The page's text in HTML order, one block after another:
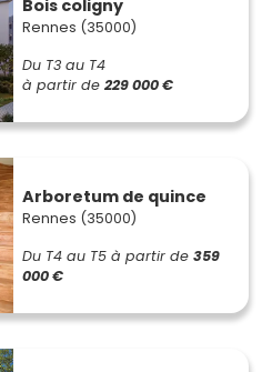
Bois coligny
Rennes (35000)
Du T3 au T4
à partir de 229 000 €
Arboretum de quince
Rennes (35000)
Du T4 au T5 à partir de 359
000 €